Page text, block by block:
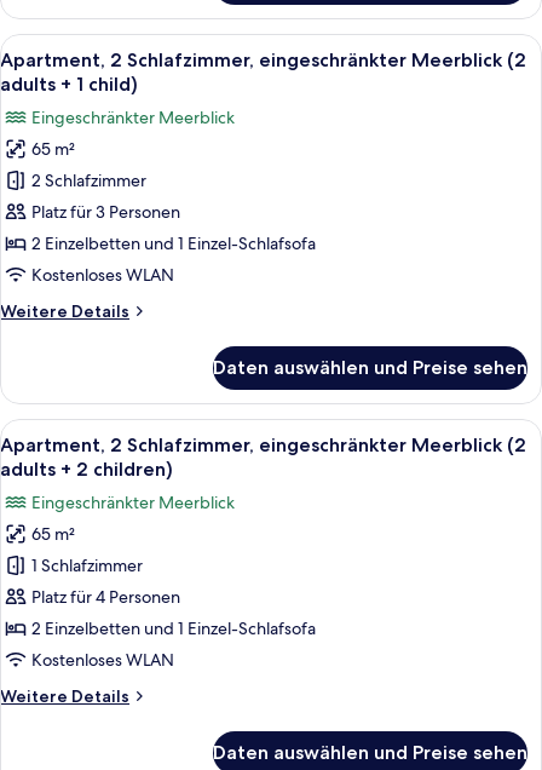
1
Schlafzimmer,
eingeschränkter
Meerblick
adults)
Alle
Fotos
Apartment,
2 Schlafzimmer,
eingeschränkter
Meerblick
(2
adults
1
Ein Doppelbett mit grauem Kopfteil,
13
Apartment, 2 Schlafzimmer, eingeschränkter Meerblick (2
adults + 1 child)
Eingeschränkter Meerblick
65 m²
2 Schlafzimmer
Platz für 3 Personen
2 Einzelbetten und 1 Einzel-Schlafsofa
Kostenloses WLAN
Weitere Details
Weitere
2 Schlafzimmer,
eingeschränkter
Meerblick
(2
+
child)
Daten auswählen und Preise sehen
Alle
Fotos
Apartment,
2 Schlafzimmer,
eingeschränkter
Meerblick
(2
adults
2
Ein Doppelbett mit grauem Kopfteil,
12
Apartment, 2 Schlafzimmer, eingeschränkter Meerblick (2
adults + 2 children)
Eingeschränkter Meerblick
65 m²
1 Schlafzimmer
Platz für 4 Personen
2 Einzelbetten und 1 Einzel-Schlafsofa
Kostenloses WLAN
Weitere Details
Weitere
Daten auswählen und Preise sehen